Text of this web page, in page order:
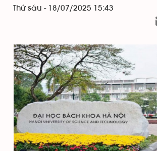
Thứ sáu - 18/07/2025 15:43